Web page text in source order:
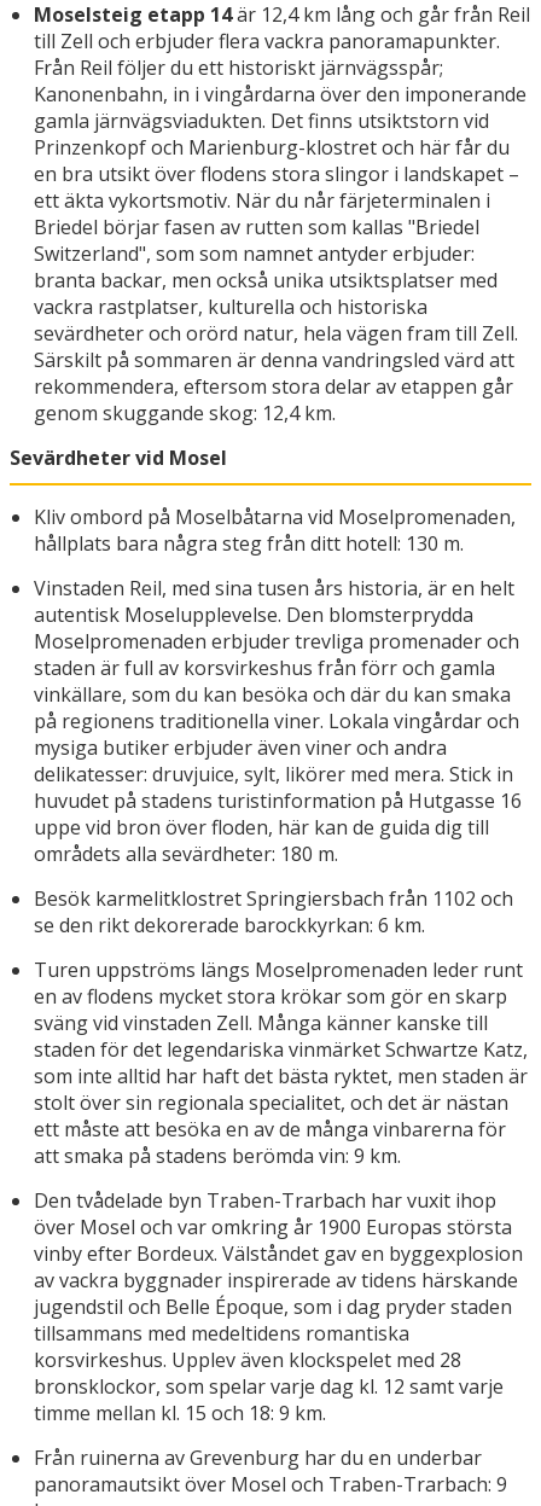
Moselsteig etapp 14är 12,4 km lång och går från Reil
till Zell och erbjuder flera vackra panoramapunkter.
Från Reil följer du ett historiskt järnvägsspår;
Kanonenbahn, in i vingårdarna över den imponerande
gamla järnvägsviadukten. Det finns utsiktstorn vid
Prinzenkopf och Marienburg-klostret och här får du
en bra utsikt över flodens stora slingor i landskapet –
ett äkta vykortsmotiv. När du når färjeterminalen i
Briedel börjar fasen av rutten som kallas "Briedel
Switzerland", som som namnet antyder erbjuder:
branta backar, men också unika utsiktsplatser med
vackra rastplatser, kulturella och historiska
sevärdheter och orörd natur, hela vägen fram till Zell.
Särskilt på sommaren är denna vandringsled värd att
rekommendera, eftersom stora delar av etappen går
genom skuggande skog: 12,4 km.
Sevärdheter vid Mosel
Kliv ombord på Moselbåtarna vid Moselpromenaden,
hållplats bara några steg från ditt hotell: 130 m.
Vinstaden Reil, med sina tusen års historia, är en helt
autentisk Moselupplevelse. Den blomsterprydda
Moselpromenaden erbjuder trevliga promenader och
staden är full av korsvirkeshus från förr och gamla
vinkällare, som du kan besöka och där du kan smaka
på regionens traditionella viner. Lokala vingårdar och
mysiga butiker erbjuder även viner och andra
delikatesser: druvjuice, sylt, likörer med mera. Stick in
huvudet på stadens turistinformation på Hutgasse 16
uppe vid bron över floden, här kan de guida dig till
områdets alla sevärdheter: 180 m.
Besök karmelitklostret Springiersbach från 1102 och
se den rikt dekorerade barockkyrkan: 6 km.
Turen uppströms längs Moselpromenaden leder runt
en av flodens mycket stora krökar som gör en skarp
sväng vid vinstaden Zell. Många känner kanske till
staden för det legendariska vinmärket Schwartze Katz,
som inte alltid har haft det bästa ryktet, men staden är
stolt över sin regionala specialitet, och det är nästan
ett måste att besöka en av de många vinbarerna för
att smaka på stadens berömda vin: 9 km.
Den tvådelade byn Traben-Trarbach har vuxit ihop
över Mosel och var omkring år 1900 Europas största
vinby efter Bordeux. Välståndet gav en byggexplosion
av vackra byggnader inspirerade av tidens härskande
jugendstil och Belle Époque, som i dag pryder staden
tillsammans med medeltidens romantiska
korsvirkeshus. Upplev även klockspelet med 28
bronsklockor, som spelar varje dag kl. 12 samt varje
timme mellan kl. 15 och 18: 9 km.
Från ruinerna av Grevenburg har du en underbar
panoramautsikt över Mosel och Traben-Trarbach: 9